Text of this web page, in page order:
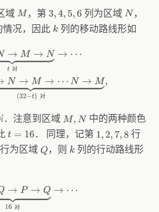
域 M ，第3,4,5 ,6 列为区域 N ，
情况，因此 k列的移动路线形如
对
对
→N→M →N →M →⋯ N→
．注意到区域 M,N
中的两种颜色
t=16 ． 同理，记第 1,2,7 ,8
行
行为区域Q ，则 k 列的行动路线形
对
⋯→ Q→P→Q →P → ⋯